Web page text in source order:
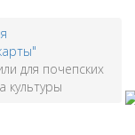
для почепских
культуры